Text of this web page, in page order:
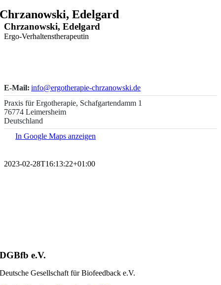
Chrzanowski, Edelgard
Chrzanowski, Edelgard
Ergo-Verhaltenstherapeutin
E-Mail: info@ergotherapie-chrzanowski.de
Praxis für Ergotherapie, Schafgartendamm 1
76774 Leimersheim
Deutschland
In Google Maps anzeigen
2023-02-28T16:13:22+01:00
DGBfb e.V.
Deutsche Gesellschaft für Biofeedback e.V.